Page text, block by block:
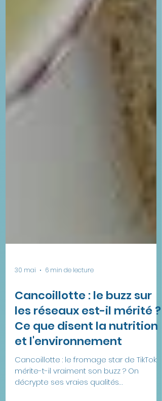
Cancoillotte : le buzz sur
les réseaux est-il mérité ?
Ce que disent la nutrition
Cancoillotte : le fromage star de TikTok
mérite-t-il vraiment son buzz ? On